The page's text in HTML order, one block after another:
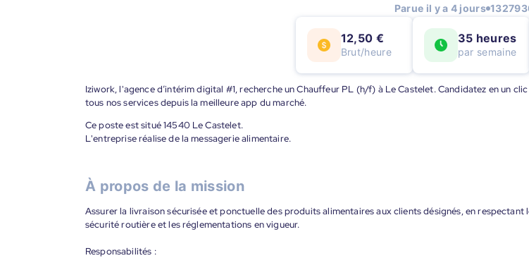
Parue il y a 4 jours
12,50 €
Brut/heure
35 heures
par semaine
Iziwork, l'agence d’intérim digital #1, recherche un Chauffeur PL (h/f) à Le Castelet. Candidatez en un
tous nos services depuis la meilleure app du marché.
Ce poste est situé 14540 Le Castelet.
L'entreprise réalise de la messagerie alimentaire.
À propos de la mission
Assurer la livraison sécurisée et ponctuelle des produits alimentaires aux clients désignés, en respectant
sécurité routière et les réglementations en vigueur.
Responsabilités :